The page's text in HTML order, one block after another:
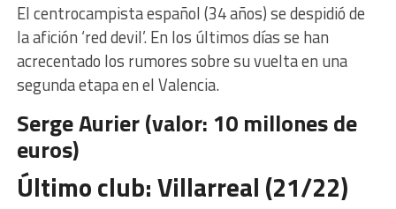
El centrocampista español (34 años) se despidió de
la afición ‘red devil’. En los últimos días se han
acrecentado los rumores sobre su vuelta en una
segunda etapa en el Valencia.
Serge Aurier (valor: 10 millones de
euros)
Último club: Villarreal (21/22)